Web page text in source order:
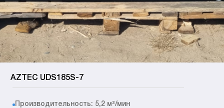
AZTEC UDS185S-7
Производительность: 5,2 м³/мин